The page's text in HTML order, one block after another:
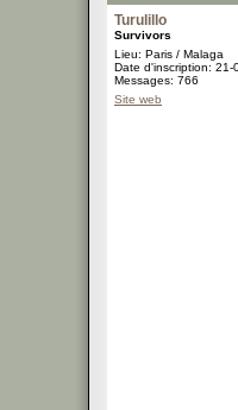
Turulillo
Survivors
Lieu: Paris / Malaga
Date d'inscription: 21-
Messages: 766
Site web